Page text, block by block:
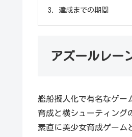
達成までの期間
アズールレー
艦船擬人化で有名なゲー
育成と横シューティング
素直に美少女育成ゲーム